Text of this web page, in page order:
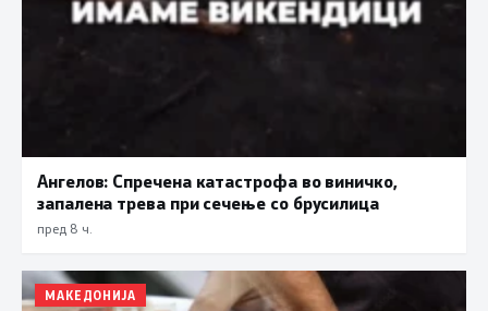
Ангелов: Спречена катастрофа во виничко,
запалена трева при сечење со брусилица
пред 8 ч.
МАКЕДОНИЈА